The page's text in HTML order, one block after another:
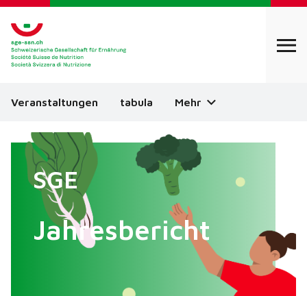
Veranstaltungen tabula Mehr
SGE
Jahresbericht